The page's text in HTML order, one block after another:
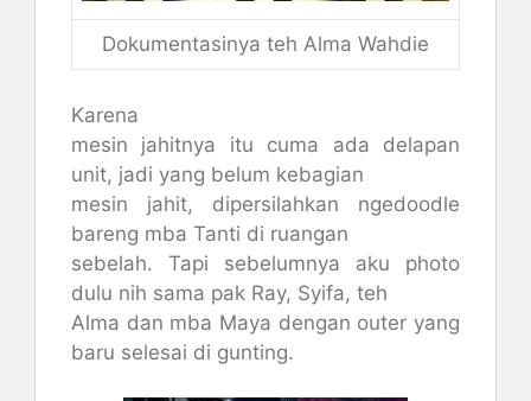
Dokumentasinya teh Alma Wahdie
Karena
mesin jahitnya itu cuma ada delapan
unit, jadi yang belum kebagian
mesin jahit, dipersilahkan ngedoodle
bareng mba Tanti di ruangan
sebelah. Tapi sebelumnya aku photo
dulu nih sama pak Ray, Syifa, teh
Alma dan mba Maya dengan outer yang
baru selesai di gunting.